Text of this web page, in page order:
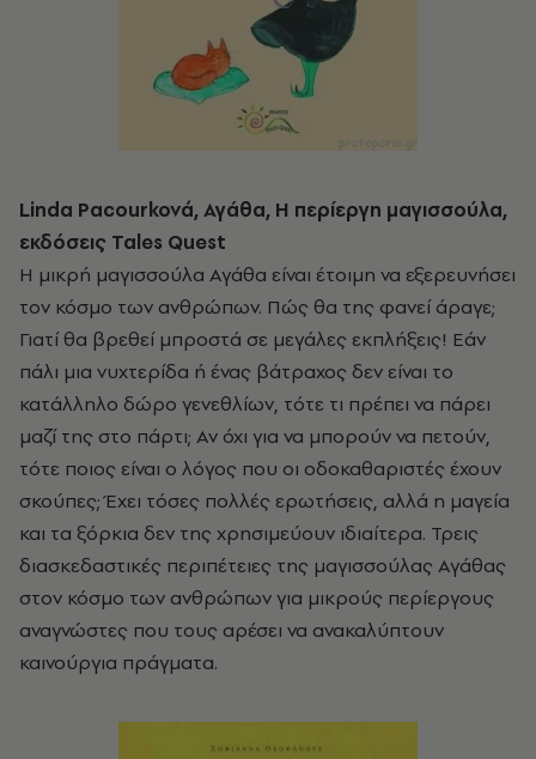
Linda Pacourková, Αγάθα, Η περίεργη μαγισσούλα,
εκδόσεις Tales Quest
Η μικρή μαγισσούλα Αγάθα είναι έτοιμη να εξερευνήσει
τον κόσμο των ανθρώπων. Πώς θα της φανεί άραγε;
Γιατί θα βρεθεί μπροστά σε μεγάλες εκπλήξεις! Εάν
πάλι μια νυχτερίδα ή ένας βάτραχος δεν είναι το
κατάλληλο δώρο γενεθλίων, τότε τι πρέπει να πάρει
μαζί της στο πάρτι; Αν όχι για να μπορούν να πετούν,
τότε ποιος είναι ο λόγος που οι οδοκαθαριστές έχουν
σκούπες; Έχει τόσες πολλές ερωτήσεις, αλλά η μαγεία
και τα ξόρκια δεν της χρησιμεύουν ιδιαίτερα. Τρεις
διασκεδαστικές περιπέτειες της μαγισσούλας Αγάθας
στον κόσμο των ανθρώπων για μικρούς περίεργους
αναγνώστες που τους αρέσει να ανακαλύπτουν
καινούργια πράγματα.